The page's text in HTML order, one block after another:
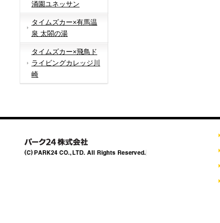
涌園ユネッサン
タイムズカー×有馬温
泉 太閤の湯
タイムズカー×飛鳥ド
ライビングカレッジ川
崎